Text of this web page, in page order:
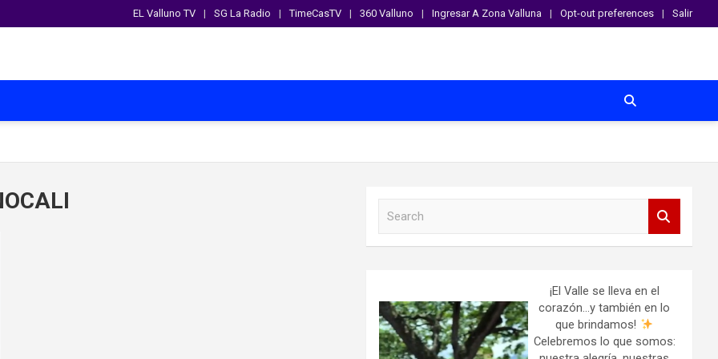
EL Valluno TV SG La Radio TimeCasTV 360 Valluno Ingresar A Zona Valluna Opt-out preferences Salir
¡El Valle se lleva en el
corazón…y también en lo
que brindamos!
Celebremos lo que somos: